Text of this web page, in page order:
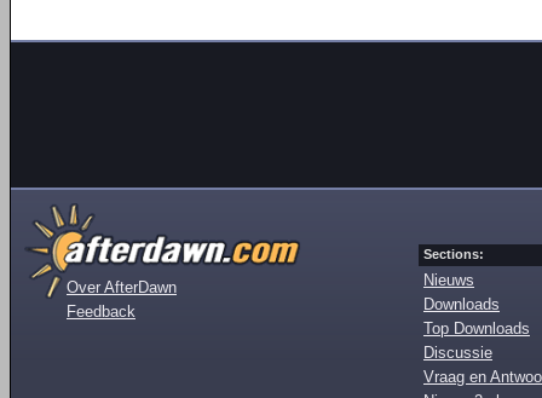
Over AfterDawn
Feedback
Sections:
Nieuws
Downloads
Top Downloads
Discussie
Vraag en